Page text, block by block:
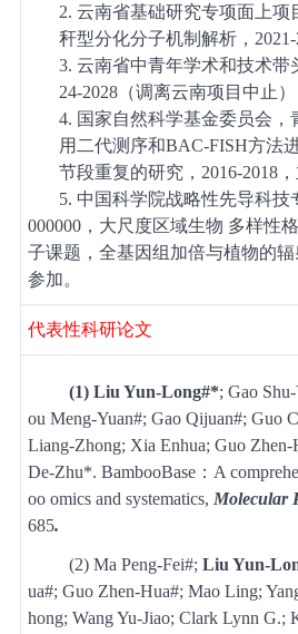
2. 云南省基础研究专项面上项
秆型分化分子机制解析，
3. 云南省中青年学术和技术带
24-2028（调离云南项目中止）
4. 国家自然科学基金委员会，
用二代测序和BAC-FISH方法
节段重复的研究， 2016-2018，
5. 中国科学院战略性先导科技
000000，大尺度区域生物 多样
子课题，全基因组加倍与植物的辐
参加。
代表性科研论文
(1) Liu Yun-Long#*; Gao
ou Meng-Yuan#; Gao Qijuan#; Guo
Liang-Zhong; Xia Enhua; Guo
De-Zhu*. BambooBase： A
oo omics and systematics, Molecular
685.
(2) Ma Peng-Fei#; Liu Yun-
ua#; Guo Zhen-Hua#; Mao Ling;
hong; Wang Yu-Jiao; Clark Lynn G.;